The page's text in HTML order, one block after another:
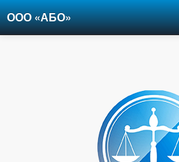
ООО «АБО»